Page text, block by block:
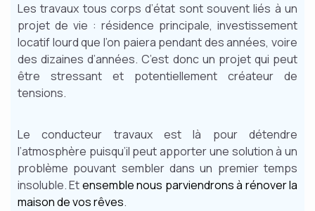
Les travaux tous corps d’état sont souvent liés à un
projet de vie : résidence principale, investissement
locatif lourd que l’on paiera pendant des années, voire
des dizaines d’années. C’est donc un projet qui peut
être stressant et potentiellement créateur de
tensions.
Le conducteur travaux est là pour détendre
l’atmosphère puisqu’il peut apporter une solution à un
problème pouvant sembler dans un premier temps
insoluble. Etensemble nous parviendrons à rénover la
maison de vos rêves.